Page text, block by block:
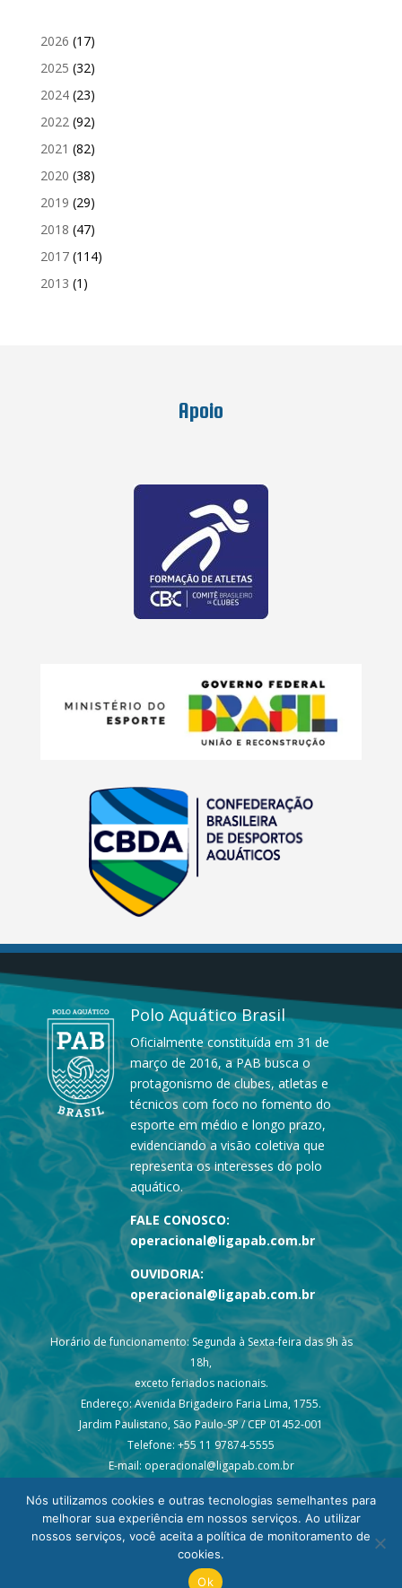
2026 (17)
2025 (32)
2024(23)
2022 (92)
2021 (82)
2020 (38)
2019 (29)
2018 (47)
2017(114)
2013 (1)
Apoio
Polo Aquático Brasil
Oficialmente constituída em 31 de
março de 2016, a PAB busca o
protagonismo de clubes, atletas e
técnicos com foco no fomento do
esporte em médio e longo prazo,
evidenciando a visão coletiva que
representa os interesses do polo
aquático.
FALE CONOSCO:
operacional@ligapab.com.br
OUVIDORIA:
operacional@ligapab.com.br
Horário de funcionamento: Segunda à Sexta-feira das 9h às
18h,
exceto feriados nacionais.
Endereço: Avenida Brigadeiro Faria Lima, 1755.
Jardim Paulistano, São Paulo-SP / CEP 01452-001
Telefone: +55 11 97874-5555
E-mail: operacional@ligapab.com.br
© 2024 todos os direitos reservados – Liga PAB
Nós utilizamos cookies e outras tecnologias semelhantes para
melhorar sua experiência em nossos serviços. Ao utilizar
nossos serviços, você aceita a política de monitoramento de
cookies.
Ok